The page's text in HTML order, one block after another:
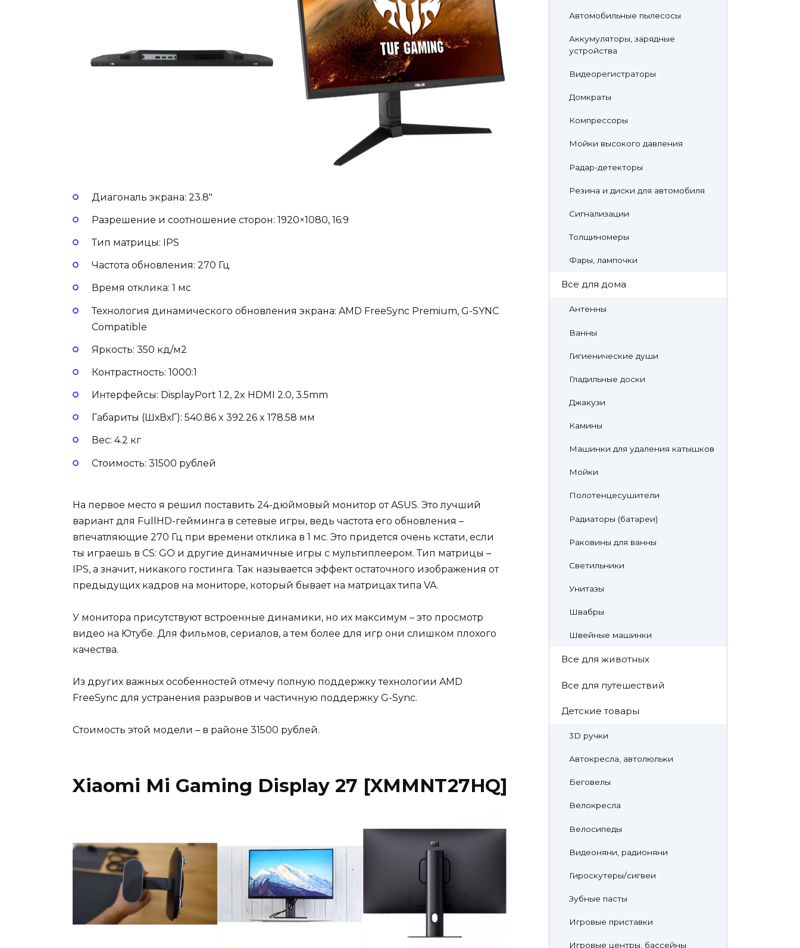
Диагональ экрана: 23.8″
Разрешение и соотношение сторон: 1920×1080, 16:9
Тип матрицы: IPS
Частота обновления: 270 Гц
Время отклика: 1 мс
Технология динамического обновления экрана: AMD FreeSync Premium, G-SYNC
Compatible
Яркость: 350 кд/м2
Контрастность: 1000:1
Интерфейсы: DisplayPort 1.2, 2x HDMI 2.0, 3.5mm
Габариты (ШхВхГ): 540.86 x 392.26 x 178.58 мм
Вес: 4.2 кг
Стоимость: 31500 рублей
На первое место я решил поставить 24-дюймовый монитор от ASUS. Это лучший
вариант для FullHD-гейминга в сетевые игры, ведь частота его обновления –
впечатляющие 270 Гц при времени отклика в 1 мс. Это придется очень кстати, если
ты играешь в CS: GO и другие динамичные игры с мультиплеером. Тип матрицы –
IPS, а значит, никакого гостинга. Так называется эффект остаточного изображения от
предыдущих кадров на мониторе, который бывает на матрицах типа VA.
У монитора присутствуют встроенные динамики, но их максимум – это просмотр
видео на Ютубе. Для фильмов, сериалов, а тем более для игр они слишком плохого
качества.
Из других важных особенностей отмечу полную поддержку технологии AMD
FreeSync для устранения разрывов и частичную поддержку G-Sync.
Стоимость этой модели – в районе 31500 рублей.
Xiaomi Mi Gaming Display 27 [XMMNT27HQ]
Автомобильные пылесосы
Аккумуляторы, зарядные
устройства
Видеорегистраторы
Домкраты
Компрессоры
Мойки высокого давления
Радар-детекторы
Резина и диски для автомобиля
Сигнализации
Толщиномеры
Фары, лампочки
Все для дома
Антенны
Ванны
Гигиенические души
Гладильные доски
Джакузи
Камины
Машинки для удаления катышков
Мойки
Полотенцесушители
Радиаторы (батареи)
Раковины для ванны
Светильники
Унитазы
Швабры
Швейные машинки
Все для животных
Все для путешествий
Детские товары
3D ручки
Автокресла, автолюльки
Беговелы
Велокресла
Велосипеды
Видеоняни, радионяни
Гироскутеры/сигвеи
Зубные пасты
Игровые приставки
Игровые центры, бассейны